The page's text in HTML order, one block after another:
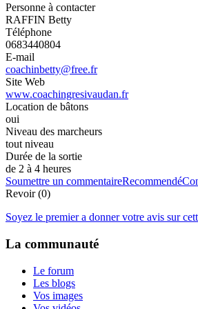
Personne à contacter
RAFFIN Betty
Téléphone
0683440804
E-mail
coachinbetty@free.fr
Site Web
www.coachingresivaudan.fr
Location de bâtons
oui
Niveau des marcheurs
tout niveau
Durée de la sortie
de 2 à 4 heures
Soumettre un commentaireRecommendé
Revoir (0)
Soyez le premier a donner votre avis sur
La communauté
Le forum
Les blogs
Vos images